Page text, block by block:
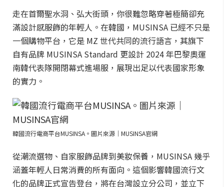
走在首爾聖水洞、弘大街頭，你很難忽略穿著極簡卻充
滿設計感服飾的年輕人。在韓國，MUSINSA 已經不只是
一個購物平台，它是 MZ 世代共同的流行語言，其旗下
自有品牌 MUSINSA Standard 更設計 2024 年巴黎奧運
南韓代表隊開閉幕式進場服，展現出足以代表國家形象
的實力。
韓國流行電商平台MUSINSA。圖片來源｜MUSINSA官網
從潮流選物、自家服飾品牌到美妝保養，MUSINSA 幾乎
涵蓋年輕人日常消費的所有面向。這個影響韓國流行文
化的品牌正式宣告登台，將在台灣設立分公司，並立下